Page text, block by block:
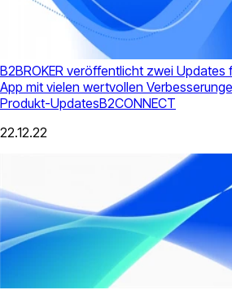
B2BROKER veröffentlicht zwei Updates
App mit vielen wertvollen
Produkt-UpdatesB2CONNECT
22.12.22